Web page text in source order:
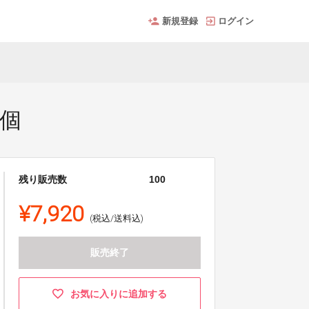
新規登録 ログイン
残り販売数 100
¥7,920 (税込/送料込)
販売終了
お気に入りに追加する